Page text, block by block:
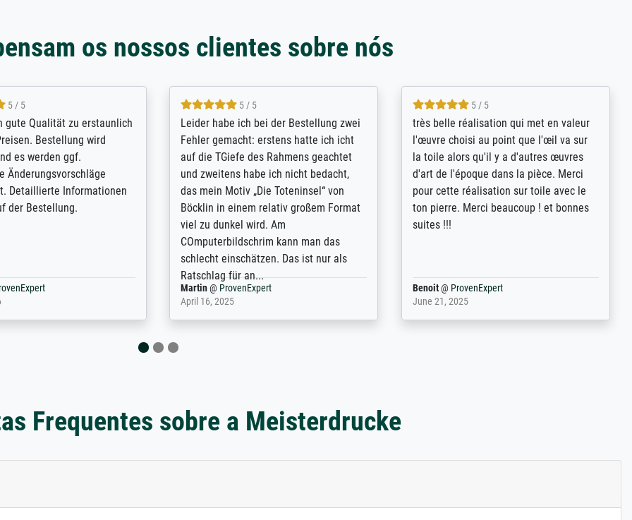
os nossos clientes sobre nós
5 / 5
recommended. The
and payment process
was efficient and
exceeds expectations. I
the UK and found the site
a specific print - I am very
5 / 5
The team at Meisterdrucke strives to
meet its clients demands, and provides
expert advice on how to obtain the best
results for the prints requested by the
client. The company has a vast
repertoire of prints to choose from, and
will provide excellent service also with
regards to prints which are not in that
repertoire. Highly recommended!
Anonym@ProvenExpert
April 22, 2026
5 / 5
eine große Auswahl an Bildern und
deren Reproduktionsmöglichkeiten;
wurde sehr gut durch die einzelnen
Bestellkriterien geführt, verständliche
Erklärungen, z.B. mit Bilddarstellungen,
werde auf jeden Fall meine guten
Erfahrungen weitergeben.
Anonym@ProvenExpert
May 13, 2026
Frequentes sobre a Meisterdrucke